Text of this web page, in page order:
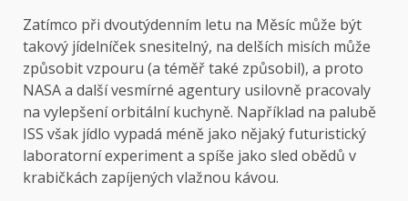
Zatímco při dvoutýdenním letu na Měsíc může být
takový jídelníček snesitelný, na delších misích může
způsobit vzpouru (a téměř také způsobil), a proto
NASA a další vesmírné agentury usilovně pracovaly
na vylepšení orbitální kuchyně. Například na palubě
ISS však jídlo vypadá méně jako nějaký futuristický
laboratorní experiment a spíše jako sled obědů v
krabičkách zapíjených vlažnou kávou.